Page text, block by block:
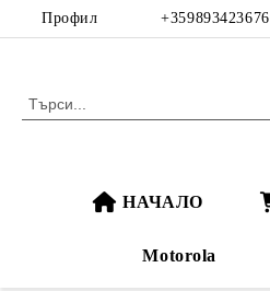
Профил +359893423676
НАЧАЛО
Motorola